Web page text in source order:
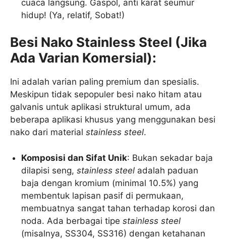
cuaca langsung. Gaspol, anti karat seumur
hidup! (Ya, relatif, Sobat!)
Besi Nako Stainless Steel (Jika
Ada Varian Komersial):
Ini adalah varian paling premium dan spesialis.
Meskipun tidak sepopuler besi nako hitam atau
galvanis untuk aplikasi struktural umum, ada
beberapa aplikasi khusus yang menggunakan besi
nako dari material stainless steel.
Komposisi dan Sifat Unik: Bukan sekadar baja
dilapisi seng,stainless steel adalah paduan
baja dengan kromium (minimal 10.5%) yang
membentuk lapisan pasif di permukaan,
membuatnya sangat tahan terhadap korosi dan
noda. Ada berbagai tipestainless steel
(misalnya, SS304, SS316) dengan ketahanan